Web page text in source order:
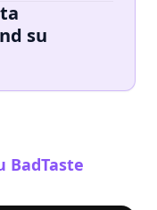
su
BadTaste